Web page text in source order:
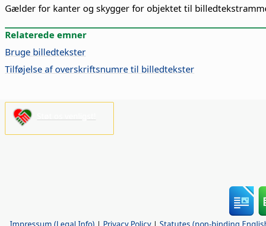
Gælder for kanter og skygger for objektet til
Relaterede emner
Bruge billedtekster
Tilføjelse af overskriftsnumre til billedtekster